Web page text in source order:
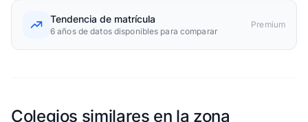
Tendencia de matrícula
6 años de datos disponibles para comparar
Premium
Colegios similares en la zona